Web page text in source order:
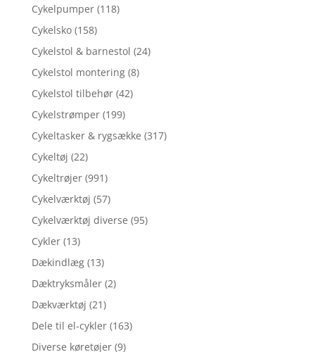
Cykelpumper (118)
Cykelsko (158)
Cykelstol & barnestol (24)
Cykelstol montering (8)
Cykelstol tilbehør (42)
Cykelstrømper (199)
Cykeltasker & rygsække (317)
Cykeltøj (22)
Cykeltrøjer (991)
Cykelværktøj (57)
Cykelværktøj diverse (95)
Cykler (13)
Dækindlæg (13)
Dæktryksmåler (2)
Dækværktøj (21)
Dele til el-cykler (163)
Diverse køretøjer (9)